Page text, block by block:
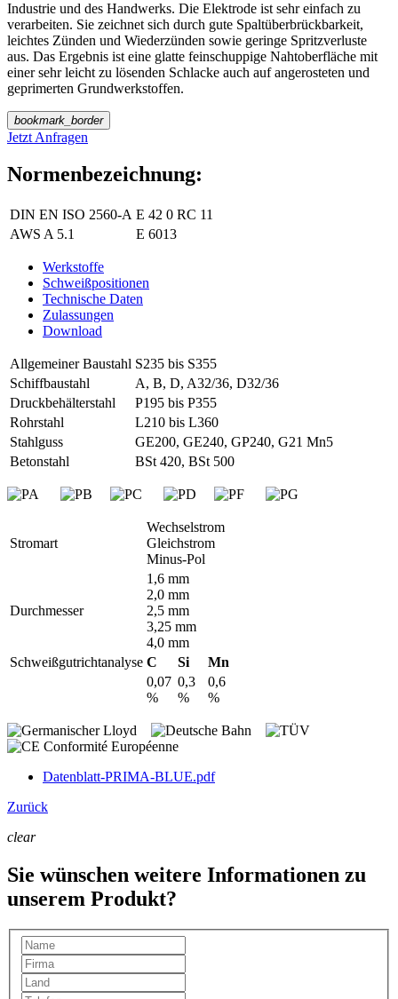
Industrie und des Handwerks. Die Elektrode ist sehr einfach zu
verarbeiten. Sie zeichnet sich durch gute Spaltüberbrückbarkeit,
leichtes Zünden und Wiederzünden sowie geringe Spritzverluste
aus. Das Ergebnis ist eine glatte feinschuppige Nahtoberfläche mit
einer sehr leicht zu lösenden Schlacke auch auf angerosteten und
geprimerten Grundwerkstoffen.
bookmark_border
Jetzt Anfragen
Normenbezeichnung:
DIN EN ISO 2560-A E 42 0 RC 11
AWS A 5.1
E 6013
Werkstoffe
Schweißpositionen
Technische Daten
Zulassungen
Download
Allgemeiner Baustahl S235 bis S355
Schiffbaustahl
A, B, D, A32/36, D32/36
Druckbehälterstahl
P195 bis P355
Rohrstahl
L210 bis L360
Stahlguss
GE200, GE240, GP240, G21 Mn5
Betonstahl
BSt 420, BSt 500
Stromart
Wechselstrom
Gleichstrom
Minus-Pol
Durchmesser
1,6 mm
2,0 mm
2,5 mm
3,25 mm
4,0 mm
Schweißgutrichtanalyse C Si
Mn
0,07
%
0,3
%
0,6
%
Datenblatt-PRIMA-BLUE.pdf
Zurück
clear
Sie wünschen weitere Informationen zu
unserem Produkt?